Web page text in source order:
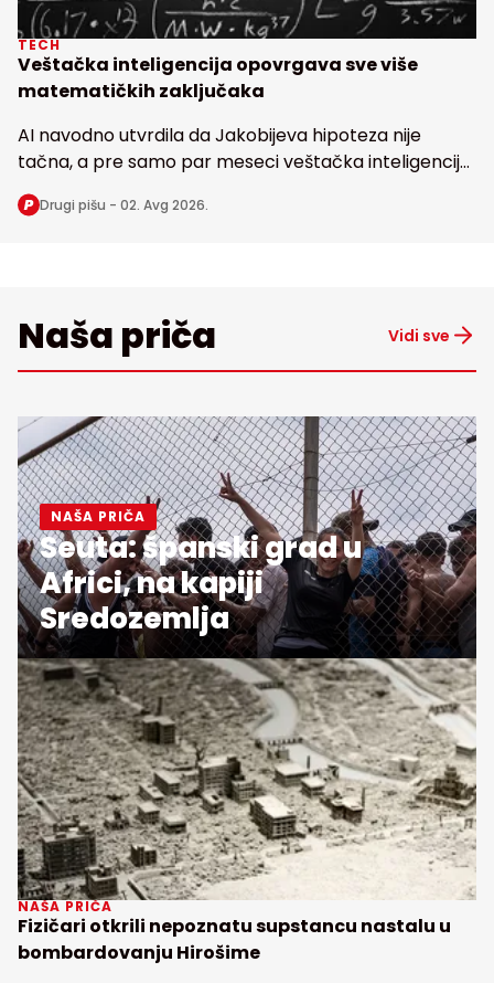
TECH
Veštačka inteligencija opovrgava sve više
matematičkih zaključaka
AI navodno utvrdila da Jakobijeva hipoteza nije
tačna, a pre samo par meseci veštačka inteligencija
dovela u pitanje i poznatu Erdoševu hipotezu, obe
stare bezmalo 100 godina
Drugi pišu - 02. Avg 2026.
Naša priča Vidi sve
NAŠA PRIČA
Seuta: španski grad u
Africi, na kapiji
Sredozemlja
NAŠA PRIČA
Fizičari otkrili nepoznatu supstancu nastalu u
bombardovanju Hirošime